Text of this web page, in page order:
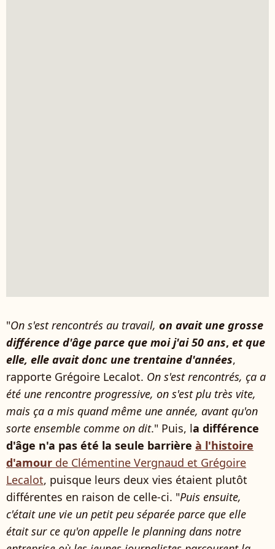
"On s'est rencontrés au travail, on avait une grosse
différence d'âge parce que moi j'ai 50 ans, et que
elle, elle avait donc une trentaine d'années,
rapporte Grégoire Lecalot. On s'est rencontrés, ça a
été une rencontre progressive, on s'est plu très vite,
mais ça a mis quand même une année, avant qu'on
sorte ensemble comme on dit." Puis, la différence
d'âge n'a pas été la seule barrière à l'histoire
d'amour de Clémentine Vergnaud et Grégoire
Lecalot, puisque leurs deux vies étaient plutôt
différentes en raison de celle-ci. "Puis ensuite,
c'était une vie un petit peu séparée parce que elle
était sur ce qu'on appelle le planning dans notre